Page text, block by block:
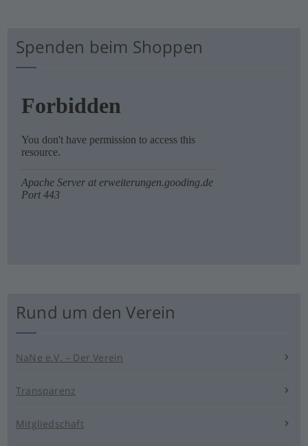
Spenden beim Shoppen
Rund um den Verein
NaNe e.V. – Der Verein
Transparenz
Mitgliedschaft